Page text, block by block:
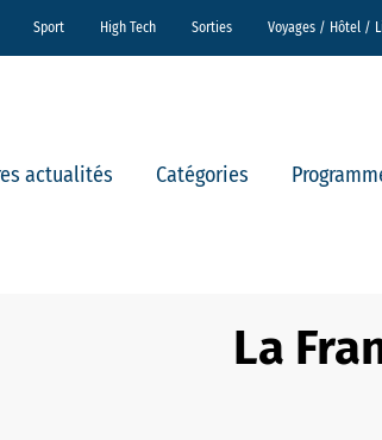
Sport High Tech Sorties Voyages / Hôtel /
actualités Catégories
La